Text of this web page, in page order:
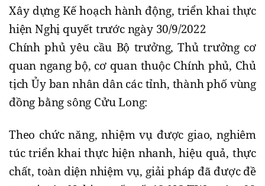
Xây dựng Kế hoạch hành động, triển khai thực
hiện Nghị quyết trước ngày 30/9/2022
Chính phủ yêu cầu Bộ trưởng, Thủ trưởng cơ
quan ngang bộ, cơ quan thuộc Chính phủ, Chủ
tịch Ủy ban nhân dân các tỉnh, thành phố vùng
đồng bằng sông Cửu Long:
Theo chức năng, nhiệm vụ được giao, nghiêm
túc triển khai thực hiện nhanh, hiệu quả, thực
chất, toàn diện nhiệm vụ, giải pháp đã được đề